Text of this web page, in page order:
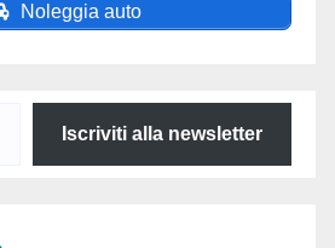
Noleggia auto
Iscriviti alla newsletter